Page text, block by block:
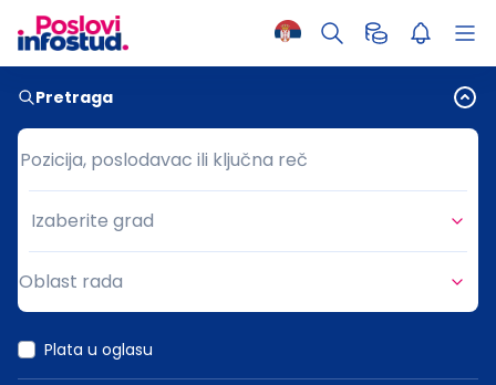
Pretraga
Pozicija, poslodavac ili ključna reč
Pozicija, poslodavac ili ključna reč
Grad
Izaberite grad
Oblast rada
Plata u oglasu